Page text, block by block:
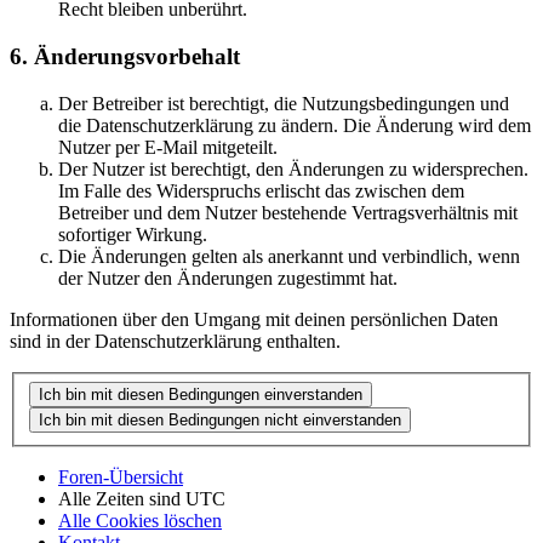
Recht bleiben unberührt.
6. Änderungsvorbehalt
Der Betreiber ist berechtigt, die Nutzungsbedingungen und
die Datenschutzerklärung zu ändern. Die Änderung wird dem
Nutzer per E-Mail mitgeteilt.
Der Nutzer ist berechtigt, den Änderungen zu widersprechen.
Im Falle des Widerspruchs erlischt das zwischen dem
Betreiber und dem Nutzer bestehende Vertragsverhältnis mit
sofortiger Wirkung.
Die Änderungen gelten als anerkannt und verbindlich, wenn
der Nutzer den Änderungen zugestimmt hat.
Informationen über den Umgang mit deinen persönlichen Daten
sind in der Datenschutzerklärung enthalten.
Foren-Übersicht
Alle Zeiten sind UTC
Alle Cookies löschen